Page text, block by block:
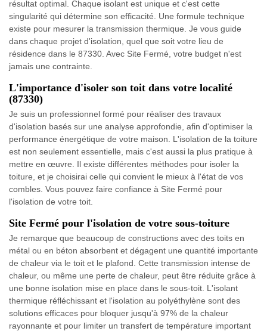
résultat optimal. Chaque isolant est unique et c'est cette
singularité qui détermine son efficacité. Une formule technique
existe pour mesurer la transmission thermique. Je vous guide
dans chaque projet d'isolation, quel que soit votre lieu de
résidence dans le 87330. Avec Site Fermé, votre budget n'est
jamais une contrainte.
L'importance d'isoler son toit dans votre localité
(87330)
Je suis un professionnel formé pour réaliser des travaux
d'isolation basés sur une analyse approfondie, afin d'optimiser la
performance énergétique de votre maison. L'isolation de la toiture
est non seulement essentielle, mais c'est aussi la plus pratique à
mettre en œuvre. Il existe différentes méthodes pour isoler la
toiture, et je choisirai celle qui convient le mieux à l'état de vos
combles. Vous pouvez faire confiance à Site Fermé pour
l'isolation de votre toit.
Site Fermé pour l'isolation de votre sous-toiture
Je remarque que beaucoup de constructions avec des toits en
métal ou en béton absorbent et dégagent une quantité importante
de chaleur via le toit et le plafond. Cette transmission intense de
chaleur, ou même une perte de chaleur, peut être réduite grâce à
une bonne isolation mise en place dans le sous-toit. L'isolant
thermique réfléchissant et l'isolation au polyéthylène sont des
solutions efficaces pour bloquer jusqu'à 97% de la chaleur
rayonnante et pour limiter un transfert de température important